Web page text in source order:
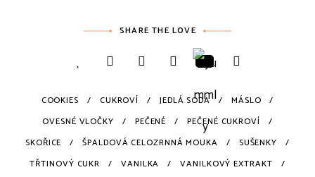
SHARE THE LOVE
COOKIES CUKROVÍ JEDLÁ SODA
MÁSLO
OVESNÉ VLOČKY
PEČENÉ
PEČENÉ CUKROVÍ
SKOŘICE
ŠPALDOVÁ CELOZRNNÁ MOUKA
SUŠENKY
TŘTINOVÝ CUKR
VANILKA
VANILKOVÝ EXTRAKT